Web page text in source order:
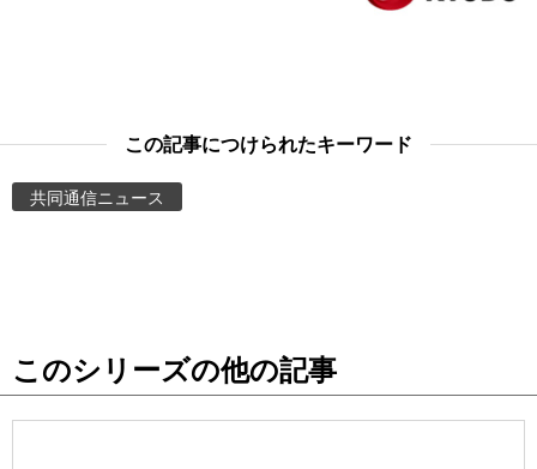
東京
この記事につけられたキーワード
共同通信ニュース
このシリーズの他の記事